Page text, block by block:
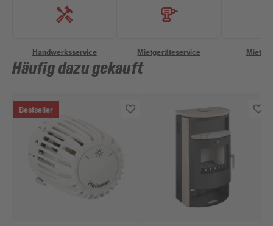
Handwerksservice Mietgeräteservice
Häufig dazu gekauft
Bestseller